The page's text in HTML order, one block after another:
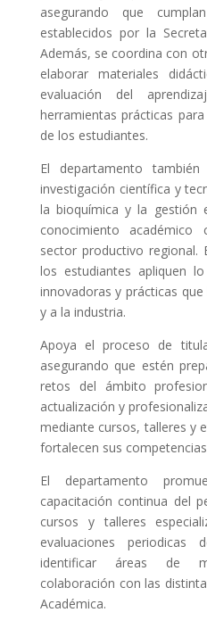
asegurando que
establecidos por la
Además, se coordina con
elaborar materiales
evaluación del
herramientas prácticas
de los estudiantes.
El departamento
investigación científica y
la bioquímica y la gestión
conocimiento académico
sector productivo regional.
los estudiantes apliquen
innovadoras y prácticas
y a la industria.
Apoya el proceso de
asegurando que estén
retos del ámbito
actualización y
mediante cursos, talleres y
fortalecen sus
El departamento
capacitación continua del
cursos y talleres
evaluaciones
identificar áreas de
colaboración con las
Académica.